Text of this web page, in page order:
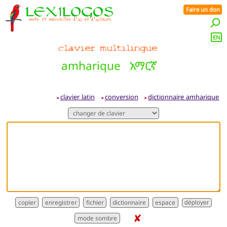
amharique አማርኛ
Faire un don
EN
➤ clavier latin ➤ conversion ➤dictionnaire amharique
dictionnaire déployer
✘